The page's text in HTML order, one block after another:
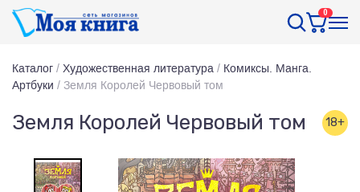
0
Каталог / Художественная литература / Комиксы. Манга.
Артбуки / Земля Королей Червовый том
Земля Королей Червовый том 18+